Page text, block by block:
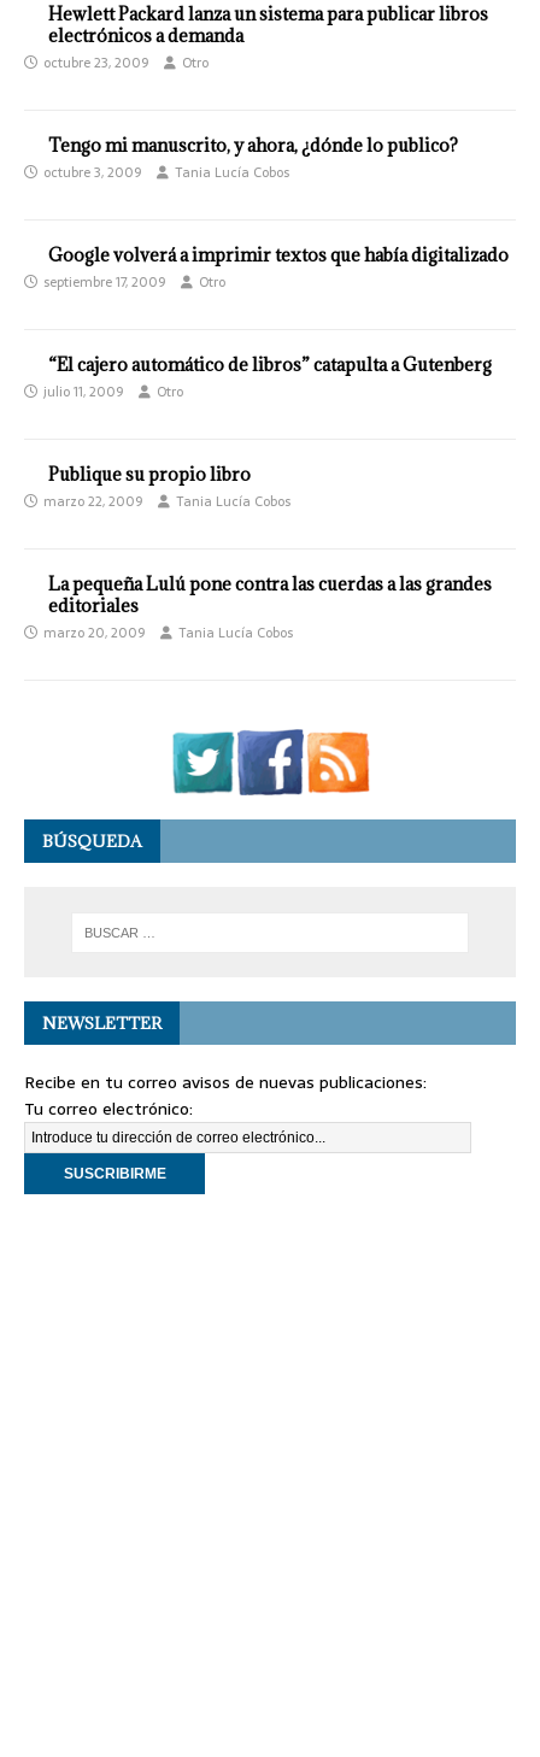
Hewlett Packard lanza un sistema para publicar libros
electrónicos a demanda
octubre 23, 2009 Otro
Tengo mi manuscrito, y ahora, ¿dónde lo publico?
octubre 3, 2009 Tania Lucía Cobos
Google volverá a imprimir textos que había digitalizado
septiembre 17, 2009 Otro
“El cajero automático de libros” catapulta a Gutenberg
julio 11, 2009 Otro
Publique su propio libro
marzo 22, 2009 Tania Lucía Cobos
La pequeña Lulú pone contra las cuerdas a las grandes
editoriales
marzo 20, 2009 Tania Lucía Cobos
BÚSQUEDA
NEWSLETTER
Recibe en tu correo avisos de nuevas publicaciones:
Tu correo electrónico: